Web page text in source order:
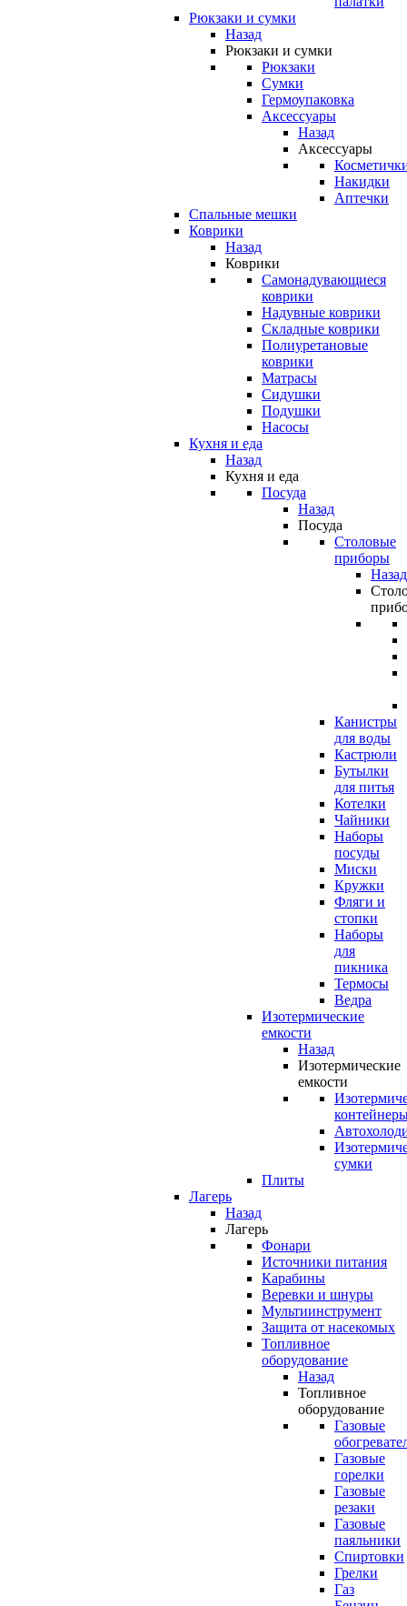
Рюкзаки и сумки
Назад
Рюкзаки и сумки
Рюкзаки
Сумки
Гермоупаковка
Аксессуары
Назад
Аксессуары
Накидки
Аптечки
Спальные мешки
Коврики
Назад
Коврики
Самонадувающиеся
коврики
Надувные коврики
Складные коврики
Полиуретановые
коврики
Матрасы
Сидушки
Подушки
Насосы
Кухня и еда
Назад
Кухня и еда
Посуда
Назад
Посуда
Столовые
приборы
Назад
Канистры
для воды
Кастрюли
Бутылки
для питья
Котелки
Чайники
Наборы
посуды
Миски
Кружки
Фляги и
стопки
Наборы
для
пикника
Термосы
Ведра
Изотермические
емкости
Назад
Изотермические
емкости
сумки
Плиты
Лагерь
Назад
Лагерь
Фонари
Источники питания
Карабины
Веревки и шнуры
Мультиинструмент
Защита от насекомых
Топливное
оборудование
Назад
Топливное
оборудование
Газовые
Газовые
горелки
Газовые
резаки
Газовые
паяльники
Спиртовки
Грелки
Газ